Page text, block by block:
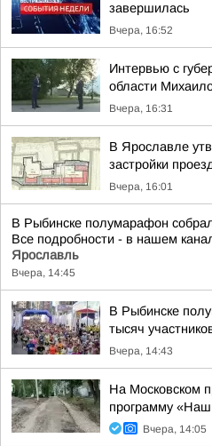
завершилась
Вчера, 16:52
Интервью с
области
Вчера, 16:31
В Ярославле
застройки
Вчера, 16:01
В Рыбинске полумарафон
Все подробности - в нашем
Ярославль
Вчера, 14:45
В Рыбинске
тысяч
Вчера, 14:43
На Московском
программу
Вчера, 14:05